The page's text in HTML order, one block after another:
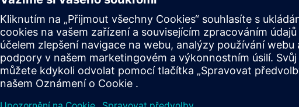
Air handling units
Snižte konstrukční a výrobní úsilí s naším kompletním
řešením AHU. Dosáhněte úspor nákladů na materiál a